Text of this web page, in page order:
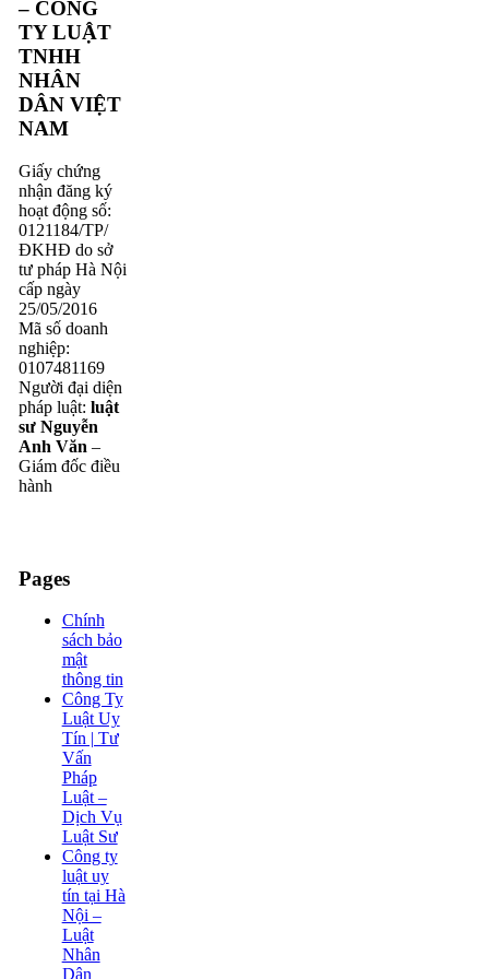
– CÔNG
TY LUẬT
TNHH
NHÂN
DÂN VIỆT
NAM
Giấy chứng
nhận đăng ký
hoạt động số:
0121184/TP/
ĐKHĐ do sở
tư pháp Hà Nội
cấp ngày
25/05/2016
Mã số doanh
nghiệp:
0107481169
Người đại diện
pháp luật: luật
sư Nguyễn
Anh Văn –
Giám đốc điều
hành
Pages
Chính
sách bảo
mật
thông tin
Công Ty
Luật Uy
Tín | Tư
Vấn
Pháp
Luật –
Dịch Vụ
Luật Sư
Công ty
luật uy
tín tại Hà
Nội –
Luật
Nhân
Dân